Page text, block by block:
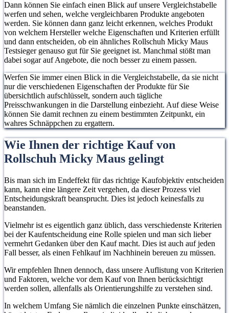
Dann können Sie einfach einen Blick auf unsere Vergleichstabelle
werfen und sehen, welche vergleichbaren Produkte angeboten
werden. Sie können dann ganz leicht erkennen, welches Produkt
von welchem Hersteller welche Eigenschaften und Kriterien erfüllt
und dann entscheiden, ob ein ähnliches Rollschuh Micky Maus
Testsieger genauso gut für Sie geeignet ist. Manchmal stößt man
dabei sogar auf Angebote, die noch besser zu einem passen.
Werfen Sie immer einen Blick in die Vergleichstabelle, da sie nicht
nur die verschiedenen Eigenschaften der Produkte für Sie
übersichtlich aufschlüsselt, sondern auch tägliche
Preisschwankungen in die Darstellung einbezieht. Auf diese Weise
können Sie damit rechnen zu einem bestimmten Zeitpunkt, ein
wahres Schnäppchen zu ergattern.
Wie Ihnen der richtige Kauf von
Rollschuh Micky Maus gelingt
Bis man sich im Endeffekt für das richtige Kaufobjektiv entscheiden
kann, kann eine längere Zeit vergehen, da dieser Prozess viel
Entscheidungskraft beansprucht. Dies ist jedoch keinesfalls zu
beanstanden.
Vielmehr ist es eigentlich ganz üblich, dass verschiedenste Kriterien
bei der Kaufentscheidung eine Rolle spielen und man sich lieber
vermehrt Gedanken über den Kauf macht. Dies ist auch auf jeden
Fall besser, als einen Fehlkauf im Nachhinein bereuen zu müssen.
Wir empfehlen Ihnen dennoch, dass unsere Auflistung von Kriterien
und Faktoren, welche vor dem Kauf von Ihnen berücksichtigt
werden sollen, allenfalls als Orientierungshilfe zu verstehen sind.
In welchem Umfang Sie nämlich die einzelnen Punkte einschätzen,